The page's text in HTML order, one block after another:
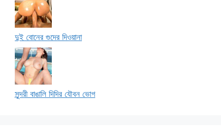
দুই বোনের গুদের দিওয়ানা
সুন্দরী বাঙালি দিদির যৌবন ভোগ